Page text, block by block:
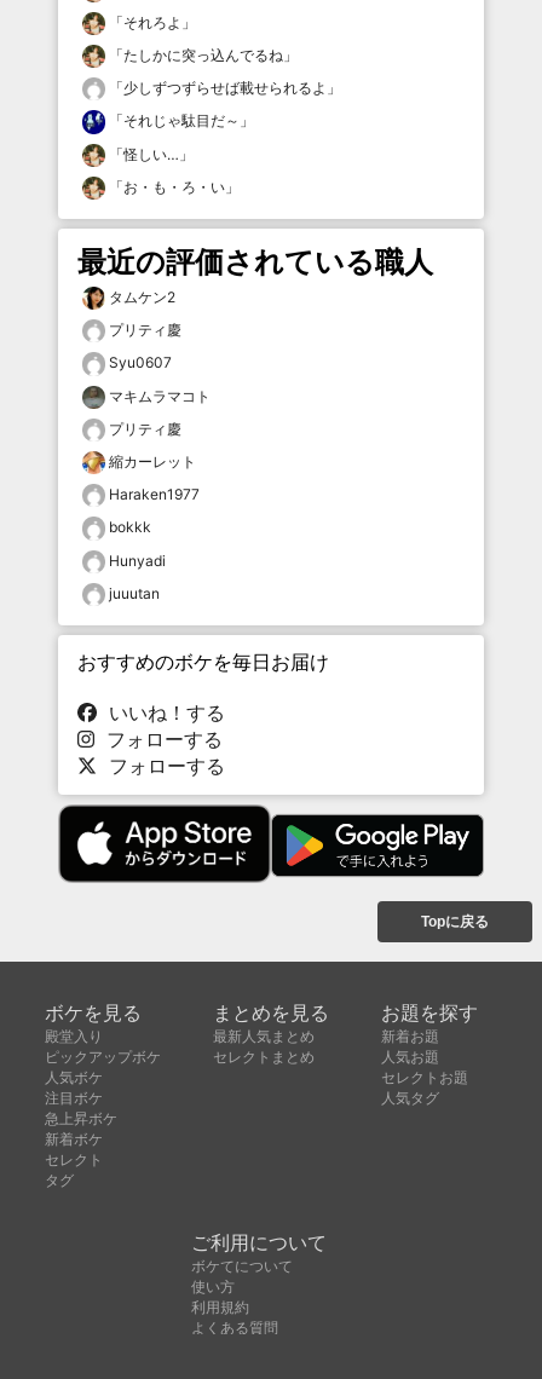
「それろよ 」
「たしかに突っ込んでるね 」
「少しずつずらせば載せられるよ 」
「それじゃ駄目だ～ 」
「怪しい… 」
「お・も・ろ・い 」
最近の評価されている職人
タムケン2
プリティ慶
Syu0607
マキムラマコト
プリティ慶
縮カーレット
Haraken1977
bokkk
Hunyadi
juuutan
おすすめのボケを毎日お届け
いいね！する
フォローする
フォローする
Topに戻る
ボケを見る
殿堂入り
ピックアップボケ
人気ボケ
注目ボケ
急上昇ボケ
新着ボケ
セレクト
タグ
まとめを見る
最新人気まとめ
セレクトまとめ
お題を探す
新着お題
人気お題
セレクトお題
人気タグ
ご利用について
ボケてについて
使い方
利用規約
よくある質問